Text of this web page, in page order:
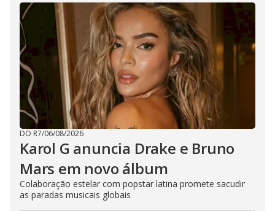
DO R7/06/08/2026
Karol G anuncia Drake e Bruno
Mars em novo álbum
Colaboração estelar com popstar latina promete sacudir
as paradas musicais globais